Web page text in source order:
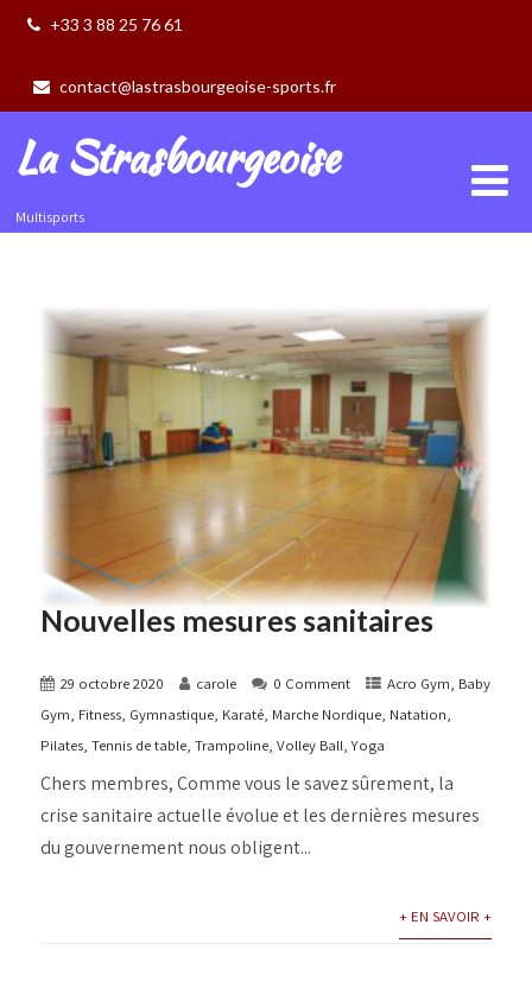
+33 3 88 25 76 61
contact@lastrasbourgeoise-sports.fr
La Strasbourgeoise
Multisports
Nouvelles mesures sanitaires
29 octobre 2020 carole 0 Comment Acro Gym, Baby
Gym, Fitness, Gymnastique, Karaté, Marche Nordique, Natation,
Pilates,Tennis de table,Trampoline,Volley Ball,Yoga
Chers membres, Comme vous le savez sûrement, la
crise sanitaire actuelle évolue et les dernières mesures
du gouvernement nous obligent...
+ EN SAVOIR +